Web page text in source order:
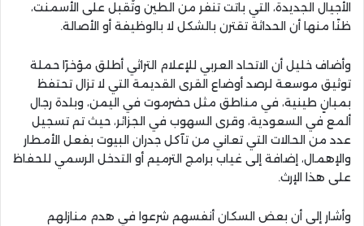
الأجيال الجديدة، التي باتت تنفر من الطين وتُقبل على الأسمنت،
ظنًا منها أن الحداثة تقترن بالشكل لا بالوظيفة أو الأصالة.
وأضاف خليل أن الاتحاد العربي للإعلام التراثي أطلق مؤخرًا حملة
توثيق موسعة لرصد أوضاع القرى القديمة التي لا تزال تحتفظ
بمبانٍ طينية، في مناطق مثل حضرموت في اليمن، وبلدة رجال
ألمع في السعودية، وقرى السهوب في الجزائر، حيث تم تسجيل
عدد من الحالات التي تعاني من تآكل جدران البيوت بفعل الأمطار
والإهمال، إضافة إلى غياب برامج الترميم أو التدخل الرسمي للحفاظ
على هذا الإرث.
وأشار إلى أن بعض السكان أنفسهم شرعوا في هدم منازلهم